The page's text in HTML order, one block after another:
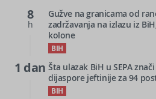
8
h
Gužve na granicama od
zadržavanja na izlazu iz
kolone
BIH
1 dan Šta ulazak BiH u SEPA
dijaspore jeftinije za 94
BIH